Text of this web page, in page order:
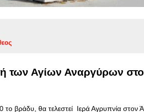
των Αγίων Αναργύρων
βράδυ, θα τελεστεί Ιερά Αγρυπνία στον